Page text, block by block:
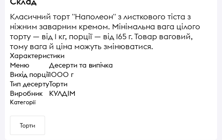
Класичний торт "Наполеон" з листкового тіста з
ніжним заварним кремом. Мінімальна вага цілого
торту — від 1 кг, порції — від 165 г. Товар ваговий,
тому вага й ціна можуть змінюватися.
Характеристики
Меню
Десерти та випічка
Вихід порції1000 г
Тип десертуТорти
Виробник
КУЛДІМ
Категорії
Торти